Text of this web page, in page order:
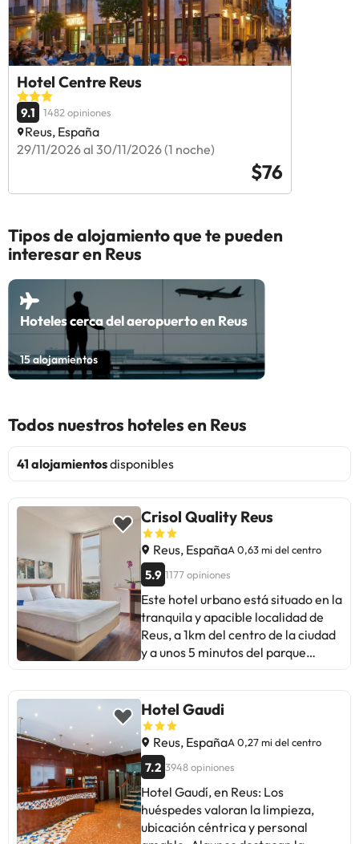
Hotel Centre Reus
9.1 1482 opiniones
Reus, España
29/11/2026 al 30/11/2026 (1 noche)
$76
Tipos de alojamiento que te pueden
interesar en Reus
Hoteles cerca del aeropuerto en Reus
15alojamientos
Todos nuestros hoteles en Reus
41 alojamientosdisponibles
Crisol Quality Reus
Reus, EspañaA 0,63 mi del centro
5.9 1177 opiniones
Este hotel urbano está situado en la
tranquila y apacible localidad de
Reus, a 1km del centro de la ciudad
y a unos 5 minutos del parque
tiendas y comercios (a unos 500
m), restaurantes (a 500 m) y una
parada de transporte público. La
playa más próxima se encuentra a
10 km. Este hotel de categoría
media, construido en 1993 y situado
en una calle principal, tiene tres
plantas y cuenta con un total de 60
Hotel Gaudi
Reus, EspañaA 0,27 mi del centro
7.2 3948 opiniones
Hotel Gaudí, en Reus: Los
huéspedes valoran la limpieza,
ubicación céntrica y personal